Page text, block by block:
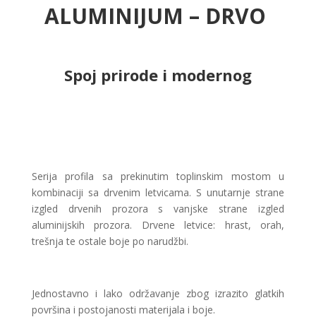
ALUMINIJUM – DRVO
Spoj prirode i modernog
Serija profila sa prekinutim toplinskim mostom u
kombinaciji sa drvenim letvicama. S unutarnje strane
izgled drvenih prozora s vanjske strane izgled
aluminijskih prozora. Drvene letvice: hrast, orah,
trešnja te ostale boje po narudžbi.
Jednostavno i lako održavanje zbog izrazito glatkih
površina i postojanosti materijala i boje.